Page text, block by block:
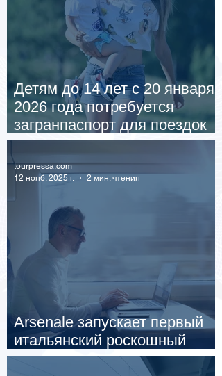
Детям до 14 лет с 20 января
2026 года потребуется
загранпаспорт для поездок
за границу на поездах
Arsenale запускает первый
итальянский роскошный
поезд в Саудовской Аравии
tourpressa.com
12 нояб. 2025 г.
2 мин. чтения